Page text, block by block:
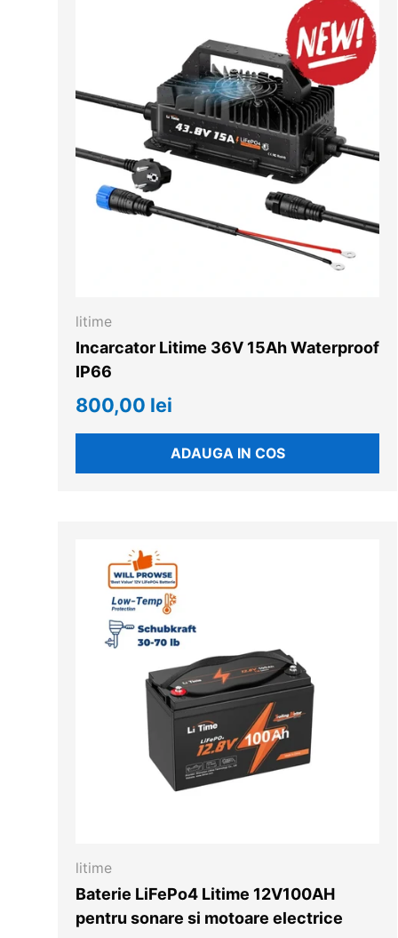
litime
Incarcator Litime 36V 15Ah Waterproof
IP66
800,00 lei
ADAUGA IN COS
litime
Baterie LiFePo4 Litime 12V100AH
pentru sonare si motoare electrice